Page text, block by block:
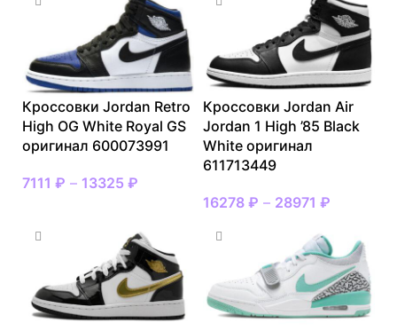
Кроссовки Jordan Retro
High OG White Royal GS
оригинал 600073991
7111 ₽ – 13325 ₽
Кроссовки Jordan Air
Jordan 1 High ’85 Black
White оригинал
611713449
16278 ₽ – 28971 ₽